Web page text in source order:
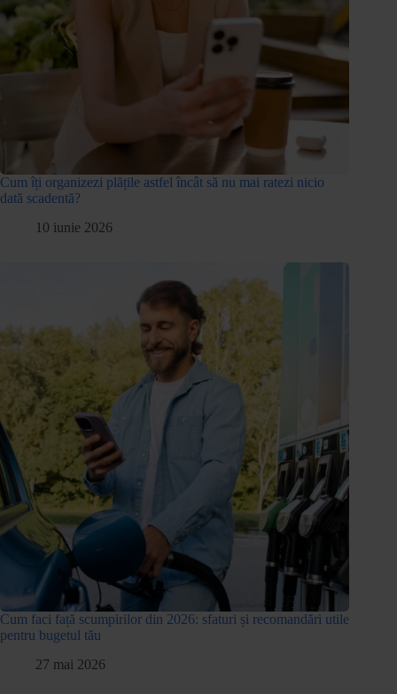
Cum îți organizezi plățile astfel încât să nu mai ratezi nicio
dată scadentă?
10 iunie 2026
Cum faci față scumpirilor din 2026: sfaturi și recomandări utile
pentru bugetul tău
27 mai 2026